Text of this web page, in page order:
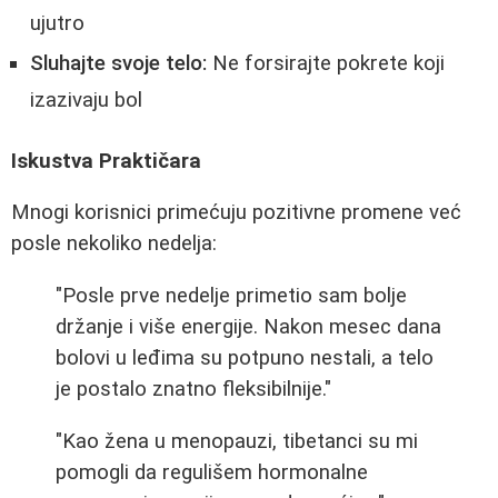
ujutro
Sluhajte svoje telo: Ne forsirajte pokrete koji
izazivaju bol
Iskustva Praktičara
Mnogi korisnici primećuju pozitivne promene već
posle nekoliko nedelja:
"Posle prve nedelje primetio sam bolje
držanje i više energije. Nakon mesec dana
bolovi u leđima su potpuno nestali, a telo
je postalo znatno fleksibilnije."
"Kao žena u menopauzi, tibetanci su mi
pomogli da regulišem hormonalne